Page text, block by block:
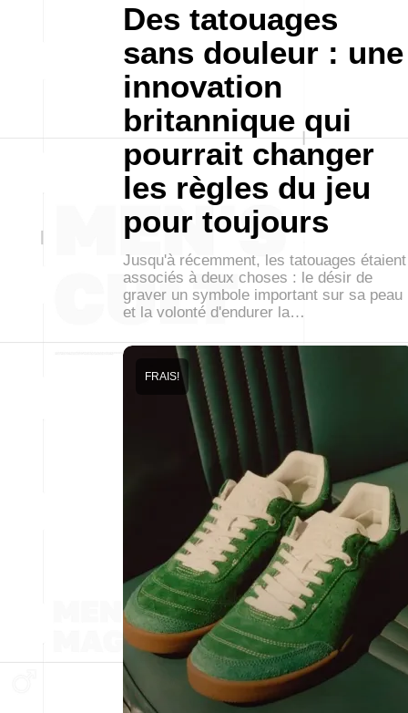
Des tatouages
sans douleur : une
innovation
britannique qui
pourrait changer
les règles du jeu
pour toujours
Jusqu'à récemment, les tatouages étaient
associés à deux choses : le désir de
graver un symbole important sur sa peau
et la volonté d'endurer la…
FRAIS!